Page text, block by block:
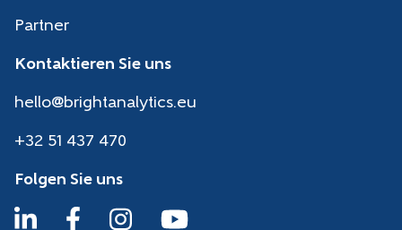
Partner
Kontaktieren Sie uns
hello@brightanalytics.eu
+32 51 437 470
Folgen Sie uns